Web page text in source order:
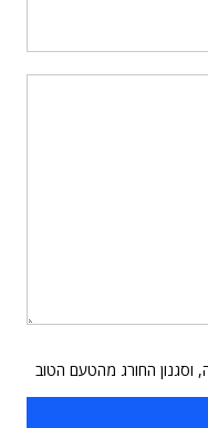
וסגנון החורג מהטעם הטוב